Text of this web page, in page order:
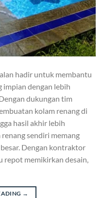
hadir untuk membantu
impian dengan lebih
dukungan tim
kolam renang di
hasil akhir lebih
sendiri memang
Dengan kontraktor
repot memikirkan desain,
→